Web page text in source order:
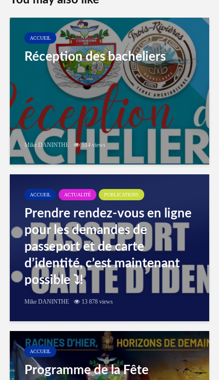
ACCUEIL
Réception des bacheliers
Mike DANINTHE 514 views
ACCUEIL ACTUALITÉ PUBLICATIONS
Prendre rendez-vous en ligne
pour les demandes de
passeport et de carte
d’identité, c’est maintenant
possible ⤵️!
Mike DANINTHE 13 878 views
ACCUEIL
Programme de la Fête